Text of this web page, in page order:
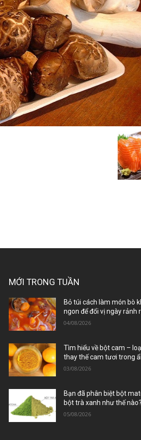
MỚI TRONG TUẦN
Bỏ túi cách làm món bò
ngon để đổi vị ngày rảnh
04/08/2026
Tìm hiểu về bột cam –
thay thế cam tươi trong
03/08/2026
Bạn đã phân biệt bột
bột trà xanh như thế nào?
05/08/2026